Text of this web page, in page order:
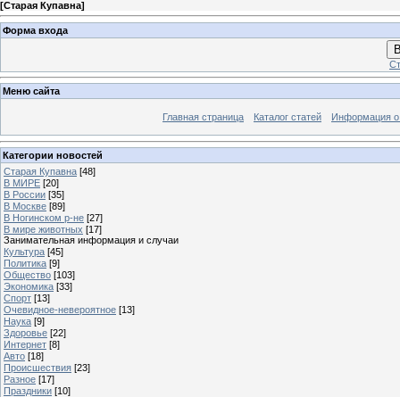
[Старая Купавна]
Форма входа
Меню сайта
Главная страница Каталог статей Информация о
Категории новостей
Старая Купавна [48]
В МИРЕ [20]
В России [35]
В Москве [89]
В Ногинском р-не [27]
В мире животных [17]
Занимательная информация и случаи
Культура [45]
Политика [9]
Общество [103]
Экономика [33]
Спорт [13]
Очевидное-невероятное [13]
Наука [9]
Здоровье [22]
Интернет [8]
Авто [18]
Происшествия [23]
Разное [17]
Праздники [10]